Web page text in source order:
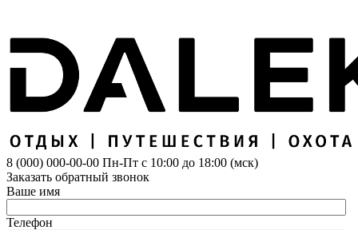
8 (000) 000-00-00 Пн-Пт с 10:00 до 18:00 (мск)
Заказать обратный звонок
Ваше имя
Телефон